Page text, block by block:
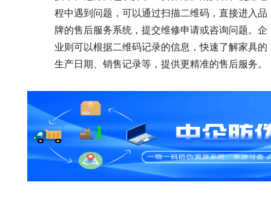
程中遇到问题，可以通过扫描二维码，直接进入品
牌的售后服务系统，提交维修申请或咨询问题。企
业则可以根据二维码记录的信息，快速了解家具的
生产日期、销售记录等，提供更精准的售后服务。